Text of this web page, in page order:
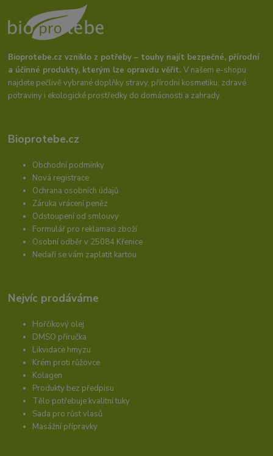
Bioprotebe.cz vzniklo z potřeby – touhy najít bezpečné, přírodní
a účinné produkty, kterým lze opravdu věřit.V našem e-shopu
najdete pečlivě vybrané doplňky stravy, přírodní kosmetiku, zdravé
potraviny i ekologické prostředky do domácnosti a zahrady.
Bioprotebe.cz
Obchodní podmínky
Nová registrace
Ochrana osobních údajů
Záruka vrácení peněz
Odstoupení od smlouvy
Formulář pro reklamaci zboží
Osobní odběr v 25084 Křenice
Nedaří se vám zaplatit kartou
Nejvíc prodáváme
Hořčíkový olej
DMSO příručka
Likvidace hmyzu
Krém proti růžovce
Kolagen
Produkty bez předpisu
Tělo potřebuje kvalitní tuky
Sada pro růst vlasů
Masážní přípravky